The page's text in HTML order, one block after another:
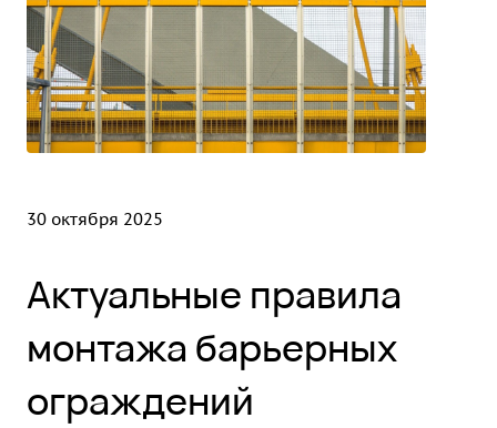
30 октября 2025
Актуальные правила
монтажа барьерных
ограждений